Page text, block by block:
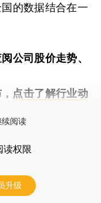
的数据结合在一
公司股价走势、
点击了解行业动
续阅读
读权限
升级